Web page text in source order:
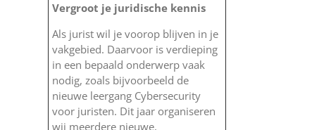
Vergroot je juridische kennis
Als jurist wil je voorop blijven in je
vakgebied. Daarvoor is verdieping
in een bepaald onderwerp vaak
nodig, zoals bijvoorbeeld de
nieuwe leergang Cybersecurity
voor juristen. Dit jaar organiseren
wij meerdere nieuwe,